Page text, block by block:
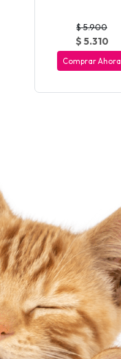
$ 5.900
$ 5.310
Comprar Ahora